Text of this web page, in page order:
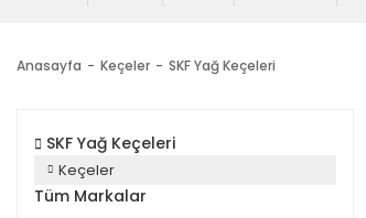
Anasayfa Keçeler SKF Yağ Keçeleri
SKF Yağ Keçeleri
Keçeler
Tüm Markalar